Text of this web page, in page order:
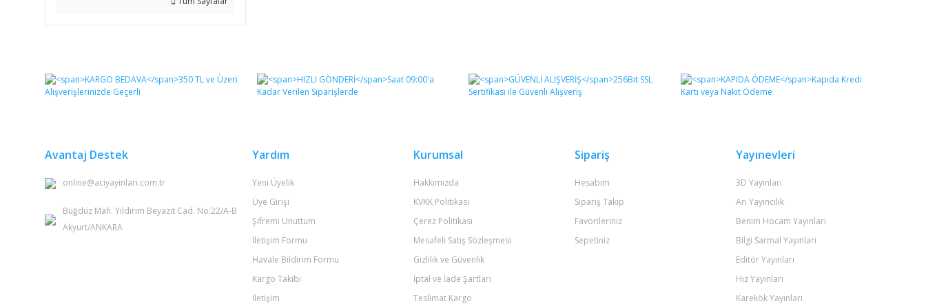
Avantaj Destek
online@aciyayinlari.com.tr
Büğdüz Mah. Yıldırım Beyazıt Cad. No:22/A-B
Akyurt/ANKARA
Yardım
Yeni Üyelik
Üye Girişi
Şifremi Unuttum
İletişim Formu
Havale Bildirim Formu
Kargo Takibi
İletişim
Kurumsal
Hakkımızda
KVKK Politikası
Çerez Politikası
Mesafeli Satış Sözleşmesi
Gizlilik ve Güvenlik
İptal ve İade Şartları
Teslimat Kargo
Sipariş
Hesabım
Sipariş Takip
Favorileriniz
Sepetiniz
Yayınevleri
3D Yayınları
Arı Yayıncılık
Benim Hocam Yayınları
Bilgi Sarmal Yayınları
Editör Yayınları
Hız Yayınları
Karekök Yayınları